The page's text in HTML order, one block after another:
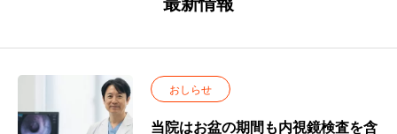
おしらせ
当院はお盆の期間も内視鏡検査を含